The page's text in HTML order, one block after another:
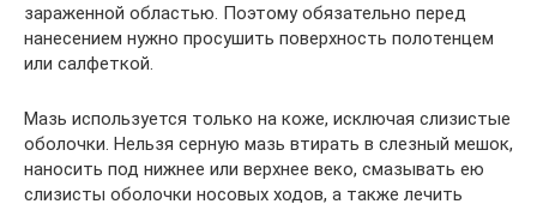
зараженной областью. Поэтому обязательно перед
нанесением нужно просушить поверхность полотенцем
или салфеткой.
Мазь используется только на коже, исключая слизистые
оболочки. Нельзя серную мазь втирать в слезный мешок,
наносить под нижнее или верхнее веко, смазывать ею
слизисты оболочки носовых ходов, а также лечить